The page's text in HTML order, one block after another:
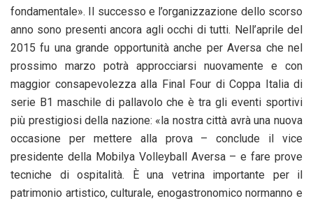
fondamentale». Il successo e l’organizzazione dello scorso
anno sono presenti ancora agli occhi di tutti. Nell’aprile del
2015 fu una grande opportunità anche per Aversa che nel
prossimo marzo potrà approcciarsi nuovamente e con
maggior consapevolezza alla Final Four di Coppa Italia di
serie B1 maschile di pallavolo che è tra gli eventi sportivi
più prestigiosi della nazione: «la nostra città avrà una nuova
occasione per mettere alla prova – conclude il vice
presidente della Mobilya Volleyball Aversa – e fare prove
tecniche di ospitalità. È una vetrina importante per il
patrimonio artistico, culturale, enogastronomico normanno e